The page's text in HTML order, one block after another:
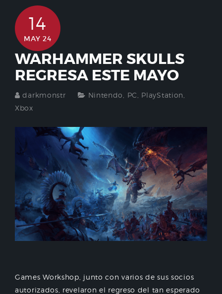
14
MAY 24
WARHAMMER SKULLS
REGRESA ESTE MAYO
darkmonstr Nintendo PC PlayStation
Xbox
Games Workshop, junto con varios de sus socios
autorizados, revelaron el regreso del tan esperado